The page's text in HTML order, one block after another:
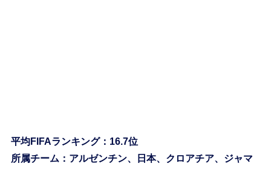
平均FIFAランキング：16.7位
所属チーム：アルゼンチン、日本、クロアチア、ジャマ